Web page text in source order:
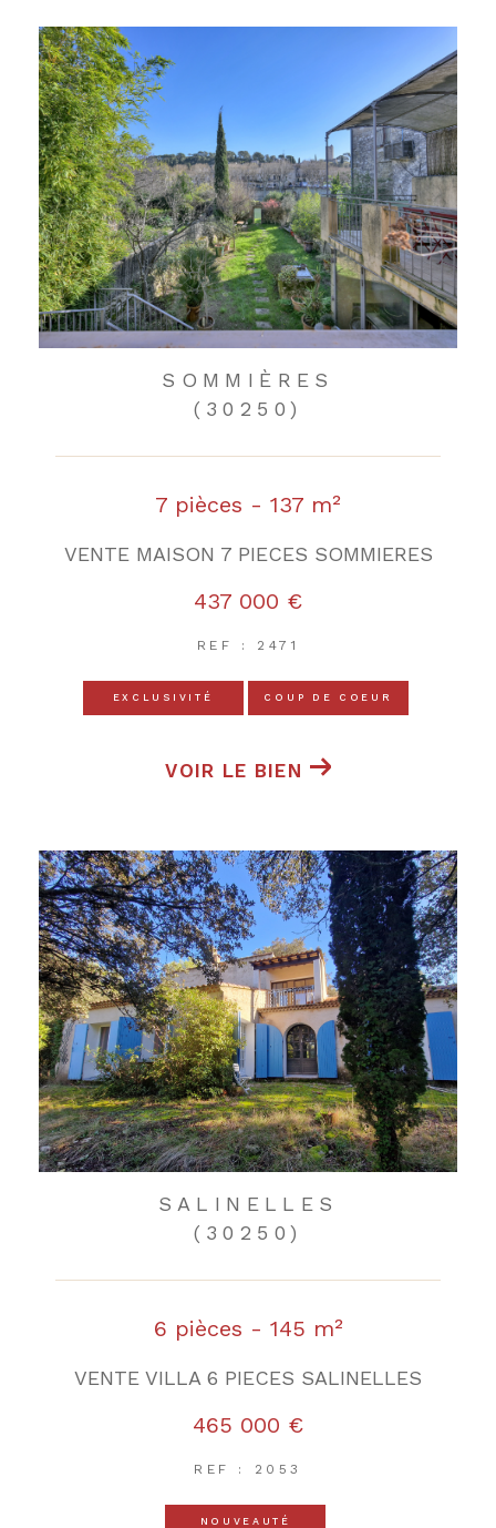
SOMMIÈRES
(30250)
7 pièces - 137 m²
VENTE MAISON 7 PIECES SOMMIERES
437 000 €
REF : 2471
EXCLUSIVITÉ COUP DE COEUR
VOIR LE BIEN
SALINELLES
(30250)
6 pièces - 145 m²
VENTE VILLA 6 PIECES SALINELLES
465 000 €
REF : 2053
NOUVEAUTÉ